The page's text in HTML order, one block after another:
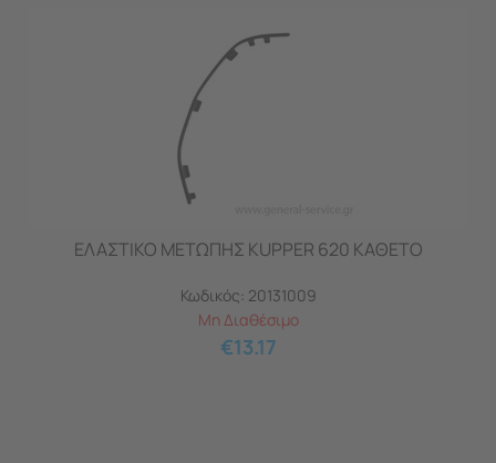
ΕΛΑΣΤΙΚΟ ΜΕΤΩΠΗΣ KUPPER 620 ΚΑΘΕΤΟ
Κωδικός: 20131009
Μη Διαθέσιμο
€13.17